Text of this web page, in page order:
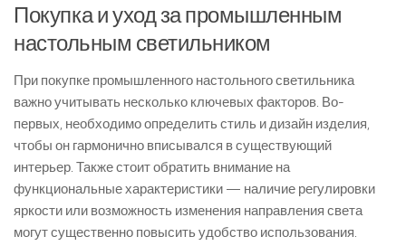
Покупка и уход за промышленным
настольным светильником
При покупке промышленного настольного светильника
важно учитывать несколько ключевых факторов. Во-
первых, необходимо определить стиль и дизайн изделия,
чтобы он гармонично вписывался в существующий
интерьер. Также стоит обратить внимание на
функциональные характеристики — наличие регулировки
яркости или возможность изменения направления света
могут существенно повысить удобство использования.